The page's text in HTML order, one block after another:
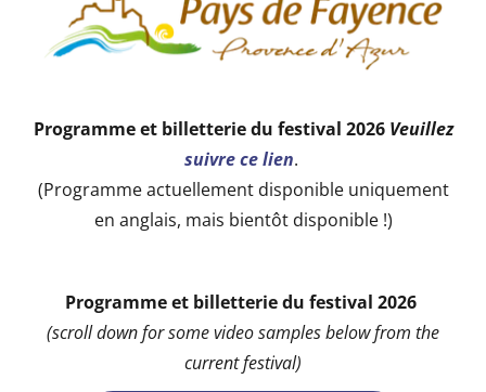
Programme et billetterie du festival 2026 Veuillez
suivre ce lien.
(Programme actuellement disponible uniquement
en anglais, mais bientôt disponible !)
Programme et billetterie du festival 2026
(scroll down for some video samples below from the
current festival)